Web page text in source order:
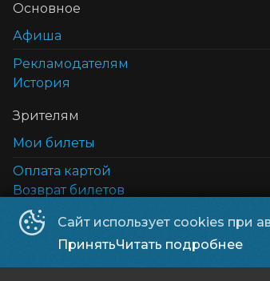
Сайт использует cookies при
ПринятьЧитать подробнее
Основное
Афиша
Рекламодателям
История
Зрителям
Мои билеты
Оплата картой
Возврат билетов
Cертификаты
5D кинотеатр